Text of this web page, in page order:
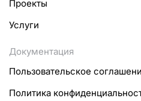
Проекты
Услуги
Документация
Пользовательское
Политика